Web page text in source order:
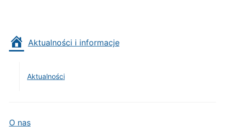
Aktualności i informacje
Aktualności
O nas